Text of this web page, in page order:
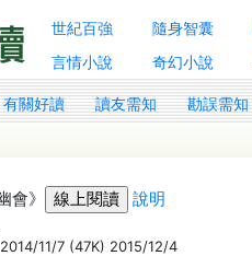
世紀百強 隨身智囊
言情小說
奇幻小說
有關好讀 讀友需知 勘誤需知
會》 說明
2014/11/7 (47K) 2015/12/4